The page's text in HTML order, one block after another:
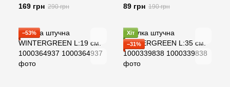
1000338630
169 грн 290 грн 89 грн 190 грн
−53%
Хіт
−31%